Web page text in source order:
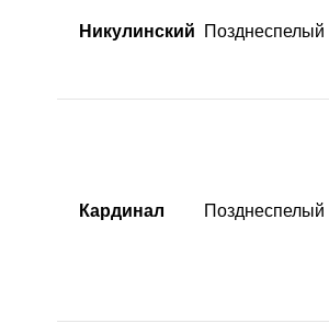
Никулинский Позднеспелый
Кардинал Позднеспелый